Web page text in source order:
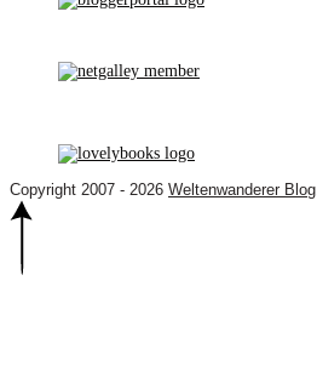
Copyright 2007 - 2026 Weltenwanderer Blog